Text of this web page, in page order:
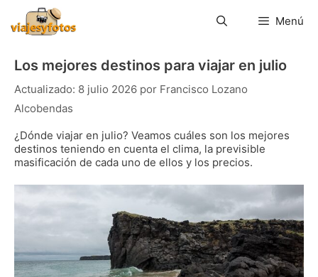
contenido
Menú
Los mejores destinos para viajar en julio
8 julio 2026 por Francisco Lozano
Alcobendas
¿Dónde viajar en julio? Veamos cuáles son los mejores
destinos teniendo en cuenta el clima, la previsible
masificación de cada uno de ellos y los precios.